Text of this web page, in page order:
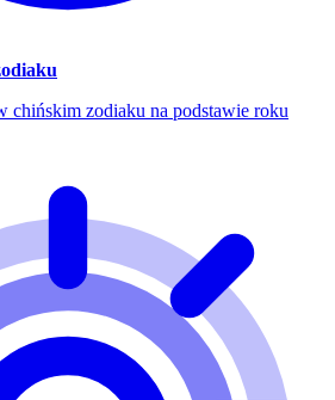
chińskim zodiaku na podstawie roku